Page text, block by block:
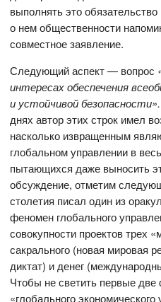
выполнять это
о нем общественности
совместное заявление.
Следующий аспект — вопрос
интересах обеспечения
и устойчивой безопасности».
днях автор этих строк имел
насколько извращенным
глобальном управлении в
пытающихся даже выносить
обсуждение, отметим
столетия писал один из
феномен глобального
совокупности проектов трех
сакрального (новая мировая
диктат) и денег
Чтобы не светить первые
«глобального